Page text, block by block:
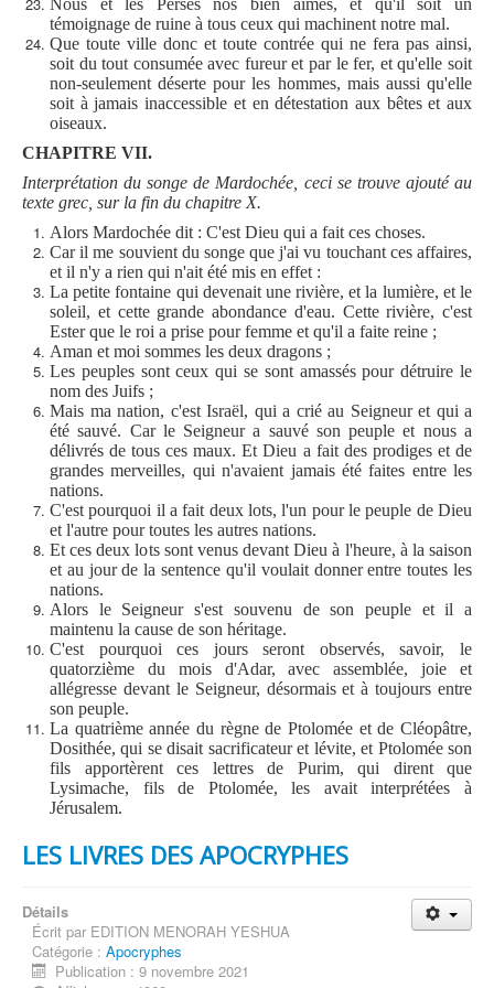
témoignage de ruine à tous ceux qui machinent notre mal.
Que toute ville donc et toute contrée qui ne fera pas ainsi,
soit du tout consumée avec fureur et par le fer, et qu'elle soit
non-seulement déserte pour les hommes, mais aussi qu'elle
soit à jamais inaccessible et en détestation aux bêtes et aux
oiseaux.
CHAPITRE VII.
Interprétation du songe de Mardochée, ceci se trouve ajouté au
texte grec, sur la fin du chapitre X.
Alors Mardochée dit : C'est Dieu qui a fait ces choses.
Car il me souvient du songe que j'ai vu touchant ces affaires,
et il n'y a rien qui n'ait été mis en effet :
La petite fontaine qui devenait une rivière, et la lumière, et le
soleil, et cette grande abondance d'eau. Cette rivière, c'est
Ester que le roi a prise pour femme et qu'il a faite reine ;
Aman et moi sommes les deux dragons ;
Les peuples sont ceux qui se sont amassés pour détruire le
nom des Juifs ;
Mais ma nation, c'est Israël, qui a crié au Seigneur et qui a
été sauvé. Car le Seigneur a sauvé son peuple et nous a
délivrés de tous ces maux. Et Dieu a fait des prodiges et de
grandes merveilles, qui n'avaient jamais été faites entre les
nations.
C'est pourquoi il a fait deux lots, l'un pour le peuple de Dieu
et l'autre pour toutes les autres nations.
Et ces deux lots sont venus devant Dieu à l'heure, à la saison
et au jour de la sentence qu'il voulait donner entre toutes les
nations.
Alors le Seigneur s'est souvenu de son peuple et il a
maintenu la cause de son héritage.
C'est pourquoi ces jours seront observés, savoir, le
quatorzième du mois d'Adar, avec assemblée, joie et
allégresse devant le Seigneur, désormais et à toujours entre
son peuple.
La quatrième année du règne de Ptolomée et de Cléopâtre,
Dosithée, qui se disait sacrificateur et lévite, et Ptolomée son
fils apportèrent ces lettres de Purim, qui dirent que
Lysimache, fils de Ptolomée, les avait interprétées à
Jérusalem.
LES LIVRES DES APOCRYPHES
Détails
Écrit par EDITION MENORAH YESHUA
Catégorie : Apocryphes
Publication : 9 novembre 2021